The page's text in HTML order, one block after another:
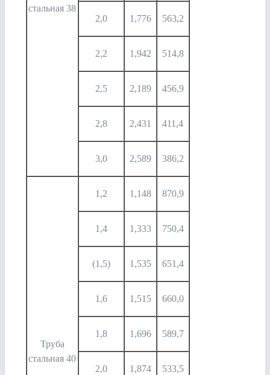
стальная 38
2,0 1,776 563,2
2,2 1,942 514,8
2,5 2,189 456,9
2,8 2,431 411,4
3,0 2,589 386,2
Труба
стальная 40
1,2 1,148 870,9
1,4 1,333 750,4
(1,5) 1,535 651,4
1,6 1,515 660,0
1,8 1,696 589,7
2,0 1,874 533,5